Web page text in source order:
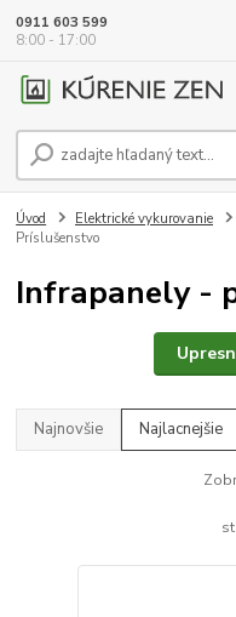
0911 603 599
8:00 - 17:00
Úvod Elektrické vykurovanie
Príslušenstvo
Infrapanely -
Najnovšie Najlacnejšie